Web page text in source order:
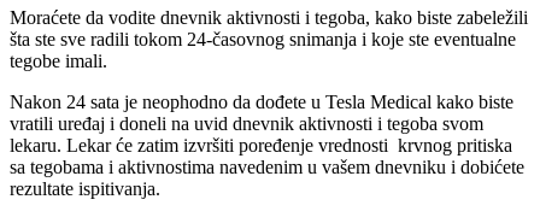
Moraćete da vodite dnevnik aktivnosti i tegoba, kako biste zabeležili
šta ste sve radili tokom 24-časovnog snimanja i koje ste eventualne
tegobe imali.
Nakon 24 sata je neophodno da dođete u Tesla Medical kako biste
vratili uređaj i doneli na uvid dnevnik aktivnosti i tegoba svom
lekaru. Lekar će zatim izvršiti poređenje vrednosti krvnog pritiska
sa tegobama i aktivnostima navedenim u vašem dnevniku i dobićete
rezultate ispitivanja.